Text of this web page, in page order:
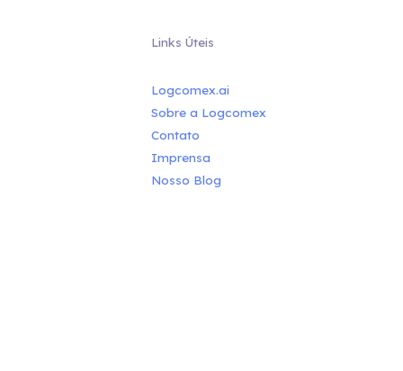
Links Úteis
Logcomex.ai
Sobre a Logcomex
Contato
Imprensa
Nosso Blog